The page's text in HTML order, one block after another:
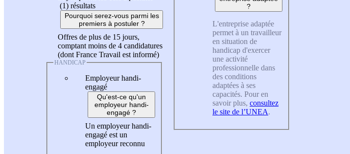
(1) résultats
Pourquoi serez-vous parmi les
premiers à postuler ?
Offres de plus de 15 jours,
comptant moins de 4 candidatures
(dont France Travail est informé)
HANDICAP
Employeur handi-
engagé
Qu'est-ce qu'un
employeur handi-
engagé ?
Un employeur handi-
engagé est un
employeur reconnu
?
L'entreprise adaptée
permet à un travailleur
en situation de
handicap d'exercer
une activité
professionnelle dans
des conditions
adaptées à ses
capacités. Pour en
savoir plus, consultez
le site de l’UNEA.